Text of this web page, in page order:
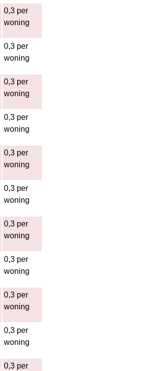
0,3 per
woning
0,3 per
woning
0,3 per
woning
0,3 per
woning
0,3 per
woning
0,3 per
woning
0,3 per
woning
0,3 per
woning
0,3 per
woning
0,3 per
woning
0,3 per